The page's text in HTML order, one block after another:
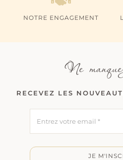
NOTRE ENGAGEMENT
Ne
RECEVEZ LES
JE